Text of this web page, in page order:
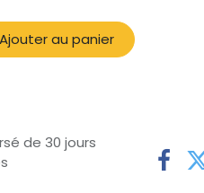
Ajouter au panier
de 30 jours